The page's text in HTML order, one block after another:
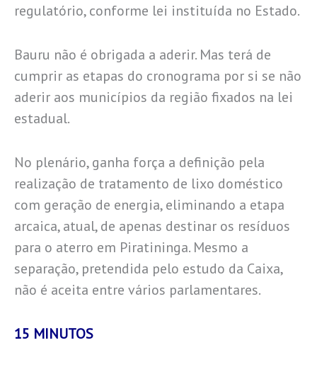
regulatório, conforme lei instituída no Estado.
Bauru não é obrigada a aderir. Mas terá de
cumprir as etapas do cronograma por si se não
aderir aos municípios da região fixados na lei
estadual.
No plenário, ganha força a definição pela
realização de tratamento de lixo doméstico
com geração de energia, eliminando a etapa
arcaica, atual, de apenas destinar os resíduos
para o aterro em Piratininga. Mesmo a
separação, pretendida pelo estudo da Caixa,
não é aceita entre vários parlamentares.
15 MINUTOS